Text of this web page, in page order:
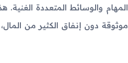
المهام والوسائط المتعددة
موثوقة دون إنفاق الكثير من المال،